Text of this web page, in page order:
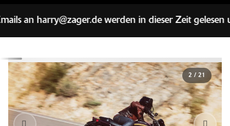
an harry@zager.de werden in dieser Zeit gelesen
2 / 21